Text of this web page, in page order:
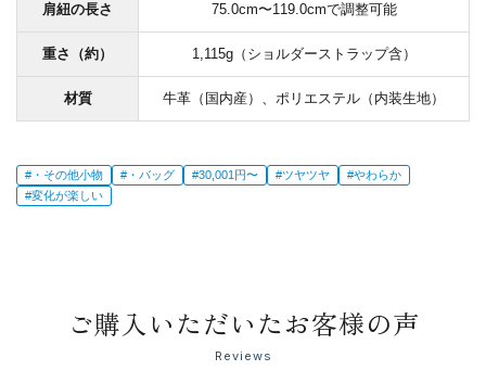
肩紐の長さ 75.0cm〜119.0cmで調整可能
重さ（約） 1,115g（ショルダーストラップ含）
材質 牛革（国内産）、ポリエステル（内装生地）
#・その他小物 #・バッグ #30,001円〜 #ツヤツヤ
#やわらか
#変化が楽しい
ご購入いただいたお客様の声
Reviews